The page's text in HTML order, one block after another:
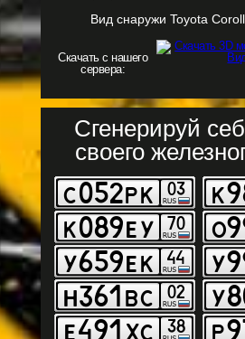
Вид снаружи Toyota
Скачать с нашего
сервера:
Сгенерируй
своего